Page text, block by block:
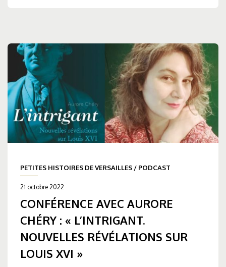
PETITES HISTOIRES DE VERSAILLES / PODCAST
21 octobre 2022
CONFÉRENCE AVEC AURORE
CHÉRY : « L’INTRIGANT.
NOUVELLES RÉVÉLATIONS SUR
LOUIS XVI »